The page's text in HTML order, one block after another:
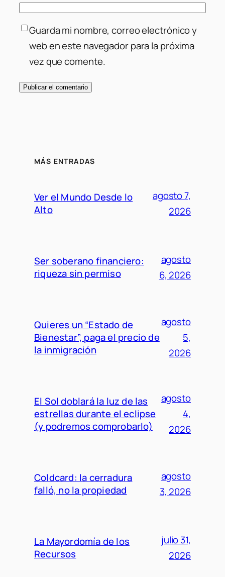
Guarda mi nombre, correo electrónico y
web en este navegador para la próxima
vez que comente.
MÁS ENTRADAS
Ver el Mundo Desde lo
Alto
agosto 7,
2026
Ser soberano financiero:
riqueza sin permiso
agosto
6, 2026
Quieres un “Estado de
Bienestar”, paga el precio de
la inmigración
agosto
5,
2026
El Sol doblará la luz de las
estrellas durante el eclipse
(y podremos comprobarlo)
agosto
4,
2026
Coldcard: la cerradura
falló, no la propiedad
agosto
3, 2026
La Mayordomía de los
Recursos
julio 31,
2026